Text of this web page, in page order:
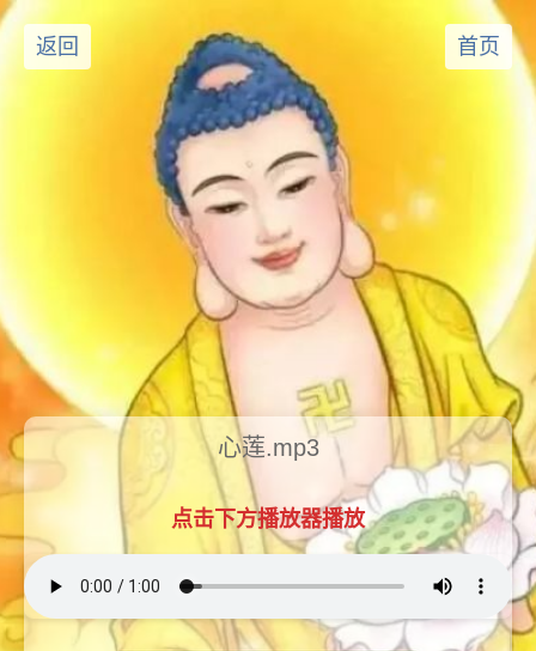
返回 首页
心莲.mp3
点击下方播放器播放